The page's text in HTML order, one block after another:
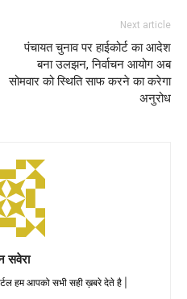
Next article
पंचायत चुनाव पर हाईकोर्ट का आदेश
बना उलझन, निर्वाचन आयोग अब
सोमवार को स्थिति साफ करने का करेगा
अनुरोध
सवेरा
हम आपको सभी सही ख़बरे देते है |